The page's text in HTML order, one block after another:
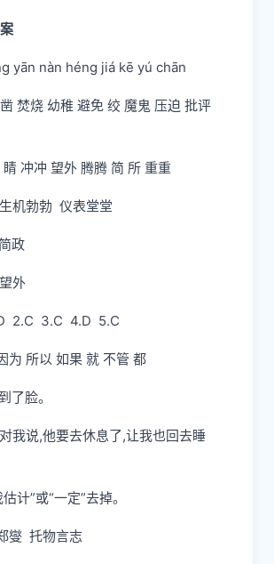
yān nàn héng jiá kē yú chān
焚烧 幼稚 避免 绞 魔鬼 压迫 批评
睛 冲冲 望外 腾腾 简 所 重重
机勃勃 仪表堂堂
政
外
2.C 3.C 4.D 5.C
为 所以 如果 就 不管 都
了脸。
我说,他要去休息了,让我也回去睡
计”或“一定”去掉。
燮 托物言志